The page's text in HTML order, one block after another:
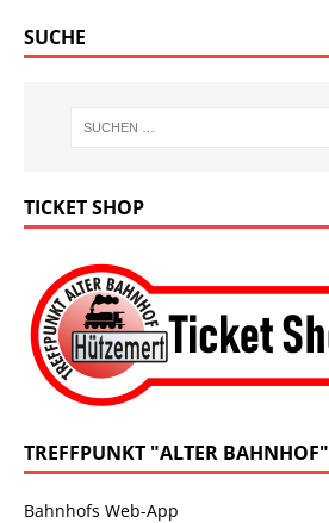
SUCHE
TICKET SHOP
TREFFPUNKT "ALTER BAHNHOF"
Bahnhofs Web-App